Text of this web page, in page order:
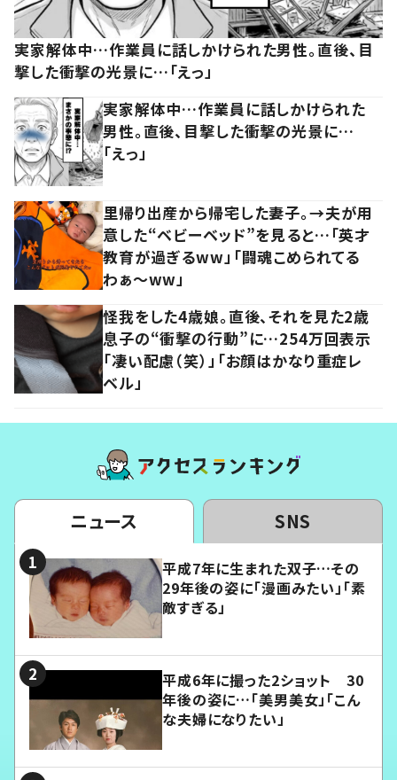
実家解体中…作業員に話しかけられた男性。直後、目
撃した衝撃の光景に…「えっ」
実家解体中…作業員に話しかけられた
男性。直後、目撃した衝撃の光景に…
「えっ」
里帰り出産から帰宅した妻子。→夫が用
意した“ベビーベッド”を見ると…「英才
教育が過ぎるww」「闘魂こめられてる
わぁ～ww」
怪我をした4歳娘。直後、それを見た2歳
息子の“衝撃の行動”に…254万回表示
「凄い配慮（笑）」「お顔はかなり重症レ
ベル」
ニュース SNS
平成7年に生まれた双子…その
29年後の姿に「漫画みたい」「素
敵すぎる」
平成6年に撮った2ショット 30
年後の姿に…「美男美女」「こん
な夫婦になりたい」